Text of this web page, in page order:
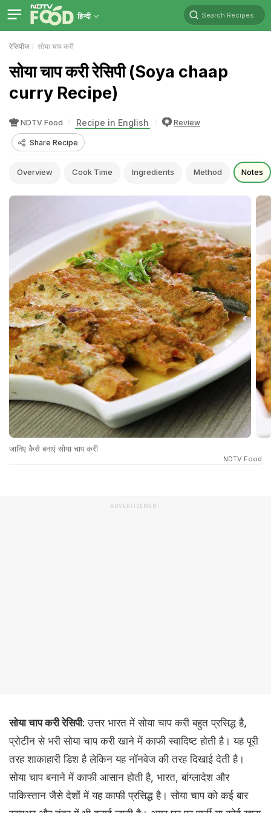
हिन्दी Search Recipes
रेसिपीज सोया चाप करी
सोया चाप करी रेसिपी (Soya chaap
curry Recipe)
NDTV Food Recipe in English Review
Share Recipe
Overview Cook Time Ingredients Method Notes
जानिए कैसे बनाएं सोया चाप करी
NDTV Food
ADVERTISEMENT
सोया चाप करी रेसिपी: उत्तर भारत में सोया चाप करी बहुत प्रसिद्ध है,
प्रोटीन से भरी सोया चाप करी खाने में काफी स्वादिष्ट होती है। यह पूरी
तरह शाकाहारी डिश है लेकिन यह नॉनवेज की तरह दिखाई देती है।
सोया चाप बनाने में काफी आसान होती है, भारत, बांग्लादेश और
पाकिस्तान जैसे देशों में यह काफी प्रसिद्ध है। सोया चाप को कई बार